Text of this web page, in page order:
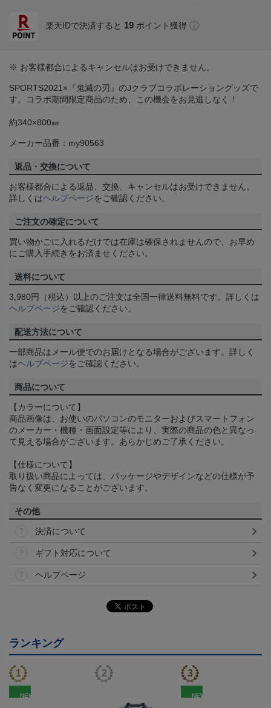
楽天IDで決済すると 19 ポイント獲得
※ お客様都合によるキャンセルはお受けできません。
SPORTS2021×『鬼滅の刃』のJクラブコラボレーショングッズで
す。コラボ期間限定商品のため、この機会をお見逃しなく！
約340×800㎜
メーカー品番：my90563
返品・交換について
お客様都合による返品、交換、キャンセルはお受けできません。
詳しくはヘルプページをご確認ください。
ご注文の確定について
買い物かごに入れるだけでは在庫は確保されませんので、お早め
にご購入手続きをお済ませください。
送料について
3,980円（税込）以上のご注文は全国一律送料無料です。詳しくは
ヘルプページをご確認ください。
配送方法について
一部商品はメール便でのお届けとなる場合がございます。詳しく
はヘルプページをご確認ください。
商品について
【カラーについて】
商品画像は、お使いのパソコンのモニターおよびスマートフォン
のメーカー・機種・画面設定等により、実際の商品の色と異なっ
て見える場合がございます。あらかじめご了承ください。
【仕様について】
取り扱い商品によっては、パッケージやデザインなどの仕様が予
告なく変更になることがございます。
その他
決済について
ギフト対応について
ヘルプページ
ランキング
NEW NEW